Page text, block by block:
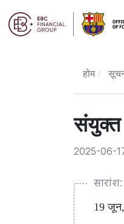
होम
संयुक्त
2025-06-
सारांश:
19 जून,